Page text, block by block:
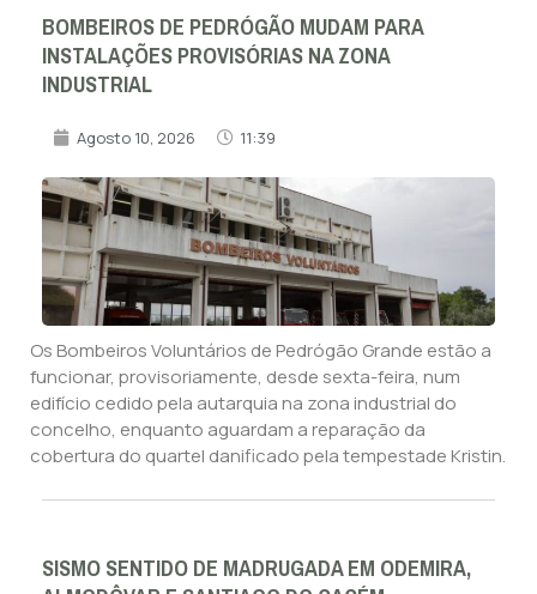
BOMBEIROS DE PEDRÓGÃO MUDAM PARA
INSTALAÇÕES PROVISÓRIAS NA ZONA
INDUSTRIAL
Agosto 10, 2026 11:39
Os Bombeiros Voluntários de Pedrógão Grande estão a
funcionar, provisoriamente, desde sexta-feira, num
edifício cedido pela autarquia na zona industrial do
concelho, enquanto aguardam a reparação da
cobertura do quartel danificado pela tempestade Kristin.
SISMO SENTIDO DE MADRUGADA EM ODEMIRA,